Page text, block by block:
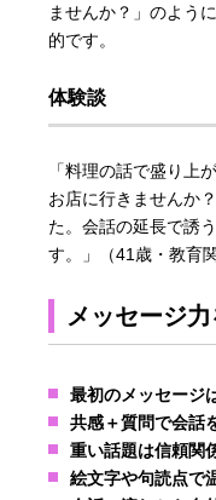
ませんか？」のよう
的です。
体験談
「料理の話で盛り上
お店に行きませんか
た。会話の延長で誘
す。」（41歳・教育関
メッセージ
最初のメッセージ
共感＋質問で会話
重い話題は信頼関
絵文字や句読点で